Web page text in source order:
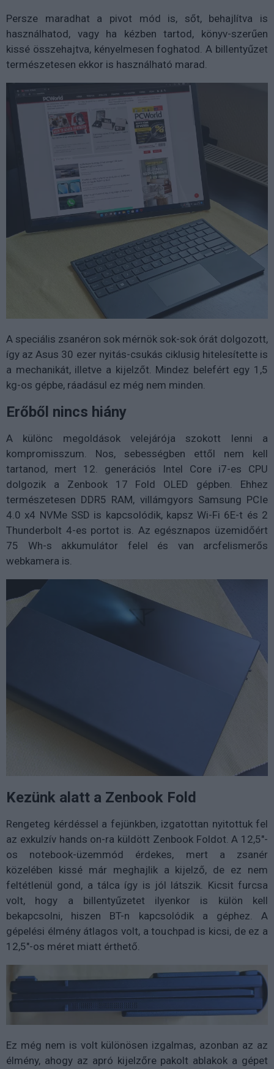
Persze maradhat a pivot mód is, sőt, behajlítva is
használhatod, vagy ha kézben tartod, könyv-szerűen
kissé összehajtva, kényelmesen foghatod. A billentyűzet
természetesen ekkor is használható marad.
A speciális zsanéron sok mérnök sok-sok órát dolgozott,
így az Asus 30 ezer nyitás-csukás ciklusig hitelesítette is
a mechanikát, illetve a kijelzőt. Mindez belefért egy 1,5
kg-os gépbe, ráadásul ez még nem minden.
Erőből nincs hiány
A különc megoldások velejárója szokott lenni a
kompromisszum. Nos, sebességben ettől nem kell
tartanod, mert 12. generációs Intel Core i7-es CPU
dolgozik a Zenbook 17 Fold OLED gépben. Ehhez
természetesen DDR5 RAM, villámgyors Samsung PCIe
4.0 x4 NVMe SSD is kapcsolódik, kapsz Wi-Fi 6E-t és 2
Thunderbolt 4-es portot is. Az egésznapos üzemidőért
75 Wh-s akkumulátor felel és van arcfelismerős
webkamera is.
Kezünk alatt a Zenbook Fold
Rengeteg kérdéssel a fejünkben, izgatottan nyitottuk fel
az exkulzív hands on-ra küldött Zenbook Foldot. A 12,5"-
os notebook-üzemmód érdekes, mert a zsanér
közelében kissé már meghajlik a kijelző, de ez nem
feltétlenül gond, a tálca így is jól látszik. Kicsit furcsa
volt, hogy a billentyűzetet ilyenkor is külön kell
bekapcsolni, hiszen BT-n kapcsolódik a géphez. A
gépelési élmény átlagos volt, a touchpad is kicsi, de ez a
12,5"-os méret miatt érthető.
Ez még nem is volt különösen izgalmas, azonban az az
élmény, ahogy az apró kijelzőre pakolt ablakok a gépet